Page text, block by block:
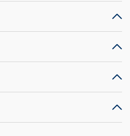
Bauarbeiten am
der Bahnstraße in
den